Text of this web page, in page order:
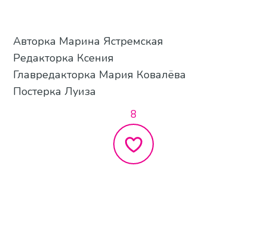
Авторка Марина Ястремская
Редакторка Ксения
Главредакторка Мария Ковалёва
Постерка Луиза
8